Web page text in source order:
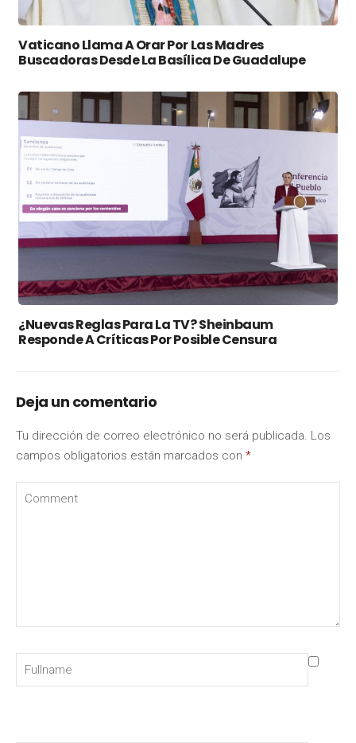
Vaticano Llama A Orar Por Las Madres
Buscadoras Desde La Basílica De Guadalupe
¿Nuevas Reglas Para La TV? Sheinbaum
Responde A Críticas Por Posible Censura
Deja un comentario
Tu dirección de correo electrónico no será publicada. Los
campos obligatorios están marcados con *